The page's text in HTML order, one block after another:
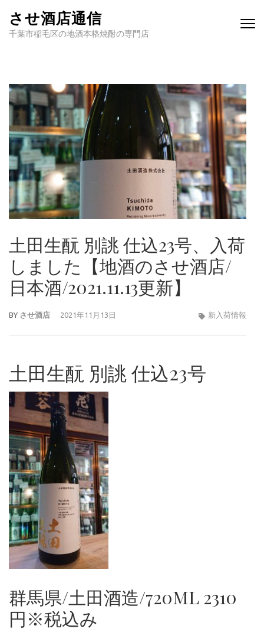
させ酒店通信
千葉市稲毛区の地酒本格焼酎の専門店
土田生酛 別誂 仕込23号、入荷
しました【地酒のさせ酒店/
日本酒/2021.11.13更新】
BY させ酒店 2021年11月13日 新入荷情報
土田生酛 別誂 仕込23号
群馬県/土田酒造/720ML 2310
円※税込み